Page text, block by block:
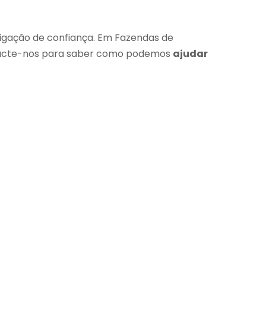
de confiança. Em Fazendas de
nos para saber como podemos ajudar